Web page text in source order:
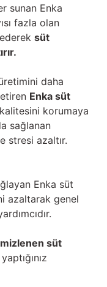
sunan Enka
fazla olan
süt
daha
Enka süt
korumaya
sağlanan
stresi azaltır.
Enka süt
azaltarak genel
süt